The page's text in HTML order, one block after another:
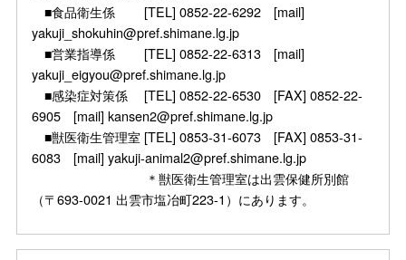
■食品衛生係 [TEL] 0852-22-6292 [mail]
yakuji_shokuhin@pref.shimane.lg.jp
■営業指導係 [TEL] 0852-22-6313 [mail]
yakuji_eigyou@pref.shimane.lg.jp
■感染症対策係 [TEL] 0852-22-6530 [FAX] 0852-22-
6905 [mail] kansen2@pref.shimane.lg.jp
■獣医衛生管理室 [TEL] 0853-31-6073 [FAX] 0853-31-
6083 [mail] yakuji-animal2@pref.shimane.lg.jp
＊獣医衛生管理室は出雲保健所別館
（〒693-0021 出雲市塩冶町223-1）にあります。